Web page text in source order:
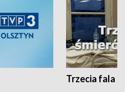
Trzecia fala -